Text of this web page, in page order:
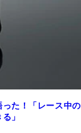
た！「レース中の
」